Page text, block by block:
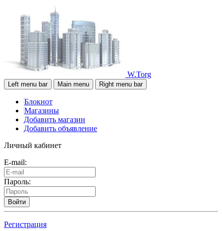
W.Torg
Left menu bar Main menu Right menu bar
Блокнот
Магазины
Добавить магазин
Добавить объявление
Личный кабинет
E-mail:
Пароль:
Войти
Регистрация